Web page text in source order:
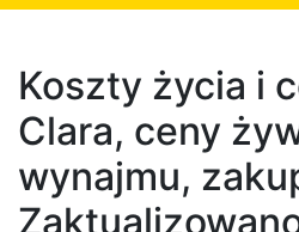
Koszty życia i
Clara, ceny
wynajmu,